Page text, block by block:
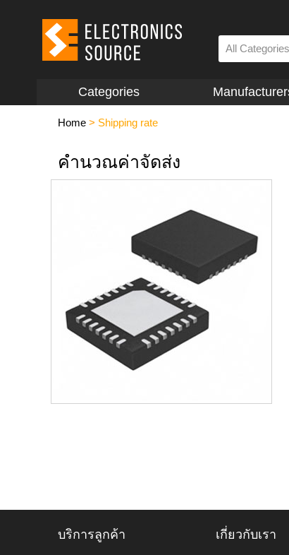
All Categories
Categories
Home > Shipping rate
คำนวณค่าจัดส่ง
บริการลูกค้า เกี่ยวกับเรา